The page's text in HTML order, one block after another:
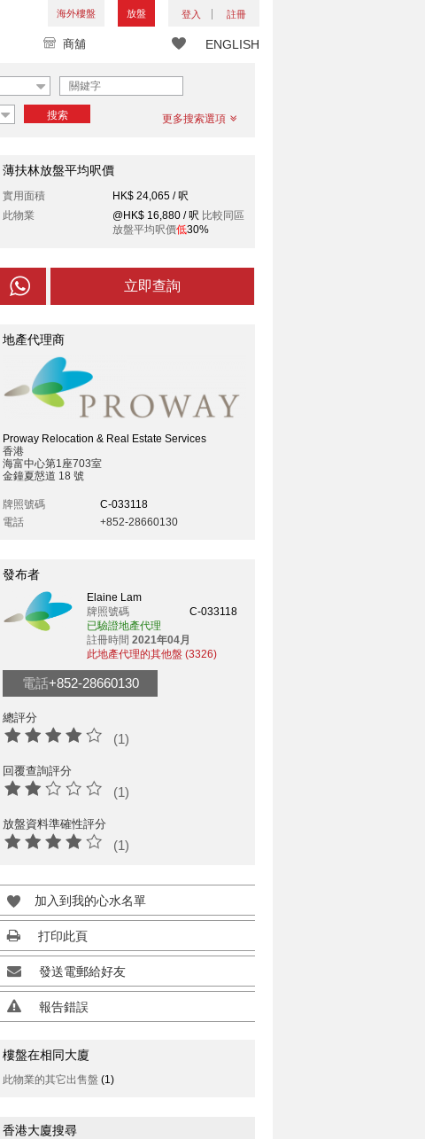
海外樓盤 放盤 登入 註冊
ENGLISH
商舖
搜索 更多搜索選項
薄扶林放盤平均呎價
實用面積
HK$ 24,065 / 呎
此物業
@HK$ 16,880 / 呎 比較同區
放盤平均呎價低30%
立即查詢
地產代理商
Proway Relocation & Real Estate Services
香港
海富中心第1座703室
金鐘夏慤道 18 號
牌照號碼
C-033118
電話
+852-28660130
發布者
Elaine Lam
牌照號碼
C-033118
已驗證地產代理
註冊時間 2021年04月
此地產代理的其他盤 (3326)
電話+852-28660130
總評分
(1)
回覆查詢評分
(1)
放盤資料準確性評分
(1)
加入到我的心水名單
打印此頁
發送電郵給好友
報告錯誤
樓盤在相同大廈
此物業的其它出售盤 (1)
香港大廈搜尋